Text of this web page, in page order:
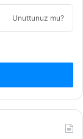
Unuttunuz mu?